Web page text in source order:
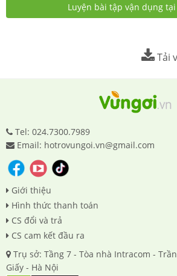
Luyện bài tập vận dụng
Tải
Tel: 024.7300.7989
Email: hotrovungoi.vn@gmail.com
Giới thiệu
Hình thức thanh toán
CS đổi và trả
CS cam kết đầu ra
Trụ sở: Tầng 7 - Tòa nhà Intracom -
Giấy - Hà Nội